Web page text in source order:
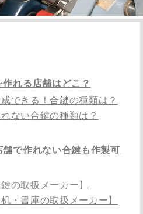
れる店舗はどこ？
できる！合鍵の種類は？
ない合鍵の種類は？
舗で作れない合鍵も作製可
の取扱メーカー】
・書庫の取扱メーカー】